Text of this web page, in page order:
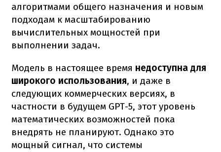
алгоритмами общего назначения и новым
подходам к масштабированию
вычислительных мощностей при
выполнении задач.
Модель в настоящее время недоступна для
широкого использования, и даже в
следующих коммерческих версиях, в
частности в будущем GPT-5, этот уровень
математических возможностей пока
внедрять не планируют. Однако это
мощный сигнал, что системы